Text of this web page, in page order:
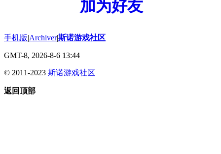
加为好友
手机版|Archiver|斯诺游戏社区
GMT-8, 2026-8-6 13:44
© 2011-2023 斯诺游戏社区
返回顶部